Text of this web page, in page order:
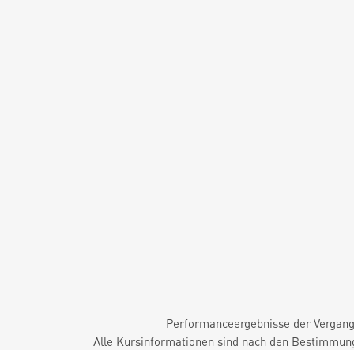
Performanceergebnisse der
Alle Kursinformationen sind nach den